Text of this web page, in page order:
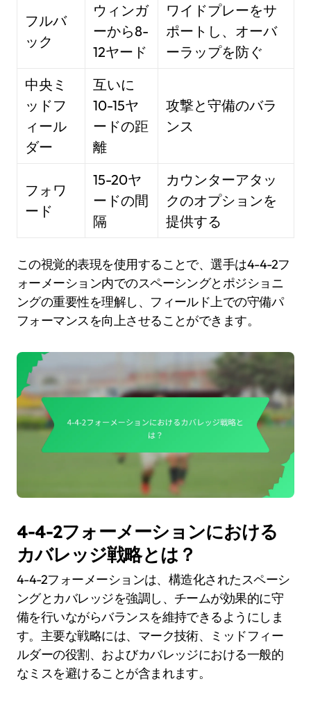
フルバ
ック
ウィンガ
ーから8-
12ヤード
ワイドプレーをサ
ポートし、オーバ
ーラップを防ぐ
中央ミ
ッドフ
ィール
ダー
互いに
10-15ヤ
ードの距
離
攻撃と守備のバラ
ンス
フォワ
ード
15-20ヤ
ードの間
隔
カウンターアタッ
クのオプションを
提供する
この視覚的表現を使用することで、選手は4-4-2フ
ォーメーション内でのスペーシングとポジショニ
ングの重要性を理解し、フィールド上での守備パ
フォーマンスを向上させることができます。
4-4-2フォーメーションにおける
カバレッジ戦略とは？
4-4-2フォーメーションは、構造化されたスペーシ
ングとカバレッジを強調し、チームが効果的に守
備を行いながらバランスを維持できるようにしま
す。主要な戦略には、マーク技術、ミッドフィー
ルダーの役割、およびカバレッジにおける一般的
なミスを避けることが含まれます。